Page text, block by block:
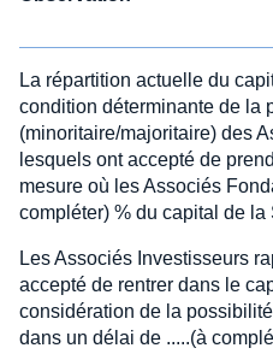
La répartition actuelle du
condition déterminante de la
(minoritaire/majoritaire) des
lesquels ont accepté de
mesure où les Associés
compléter) % du capital de la
Les Associés Investisseurs
accepté de rentrer dans le
considération de la
dans un délai de .....(à